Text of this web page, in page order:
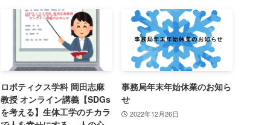
ロボティクス学科 岡田志麻
教授 オンライン講義【SDGs
を考える】生体工学のチカラ
事務局年末年始休業のお知ら
せ
2022年12月26日